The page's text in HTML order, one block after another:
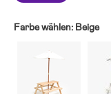
Farbe wählen: Beige